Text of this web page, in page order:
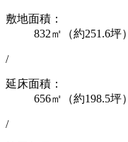
敷地面積：
832㎡（約251.6坪）
/
延床面積：
656㎡（約198.5坪）
/